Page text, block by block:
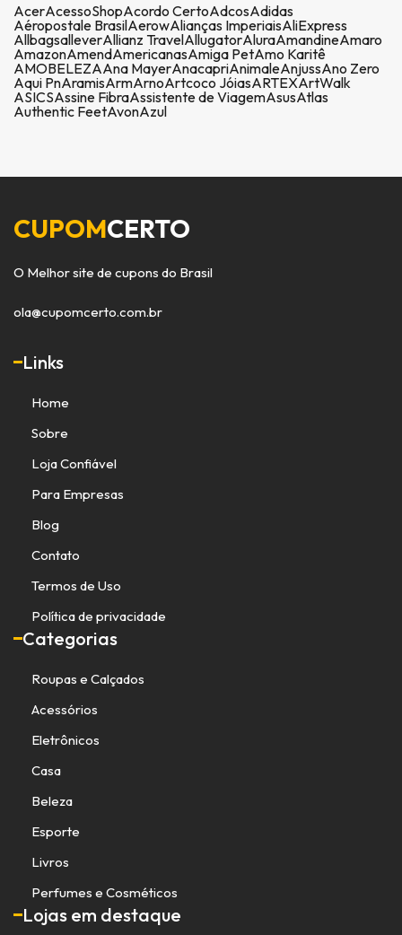
AcerAcessoShopAcordo CertoAdcosAdidas
Aéropostale BrasilAerowAlianças ImperiaisAliExpress
AllbagsalleverAllianz TravelAllugatorAluraAmandineAmaro
AmazonAmendAmericanasAmiga PetAmo Karitê
AMOBELEZAAna MayerAnacapriAnimaleAnjussAno Zero
Aqui PnAramisArmArnoArtcoco JóiasARTEXArtWalk
ASICSAssine FibraAssistente de ViagemAsusAtlas
Authentic FeetAvonAzul
CUPOMCERTO
O Melhor site de cupons do Brasil
ola@cupomcerto.com.br
Links
Home
Sobre
Loja Confiável
Para Empresas
Blog
Contato
Termos de Uso
Política de privacidade
Categorias
Roupas e Calçados
Acessórios
Eletrônicos
Casa
Beleza
Esporte
Livros
Perfumes e Cosméticos
Lojas em destaque